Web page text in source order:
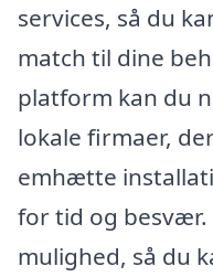
services, så du
match til dine
platform kan du
lokale firmaer,
emhætte
for tid og
mulighed, så du